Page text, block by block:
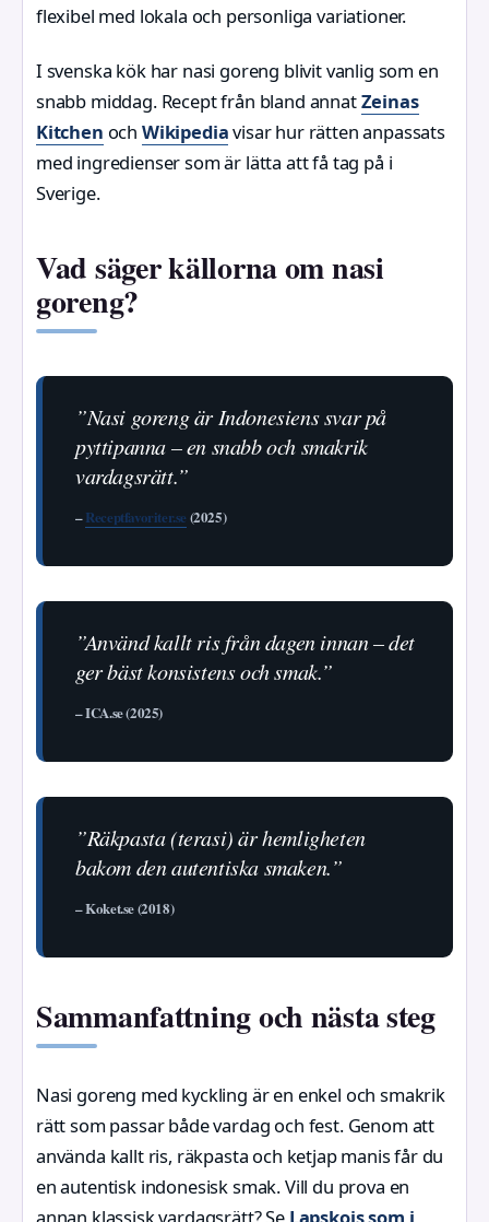
flexibel med lokala och personliga variationer.
I svenska kök har nasi goreng blivit vanlig som en
snabb middag. Recept från bland annatZeinas
Kitchen och Wikipediavisar hur rätten anpassats
med ingredienser som är lätta att få tag på i
Sverige.
Vad säger källorna om nasi
goreng?
”Nasi goreng är Indonesiens svar på
pyttipanna – en snabb och smakrik
vardagsrätt.”
–Receptfavoriter.se (2025)
”Använd kallt ris från dagen innan – det
ger bäst konsistens och smak.”
– ICA.se (2025)
”Räkpasta (terasi) är hemligheten
bakom den autentiska smaken.”
– Koket.se (2018)
Sammanfattning och nästa steg
Nasi goreng med kyckling är en enkel och smakrik
rätt som passar både vardag och fest. Genom att
använda kallt ris, räkpasta och ketjap manis får du
en autentisk indonesisk smak. Vill du prova en